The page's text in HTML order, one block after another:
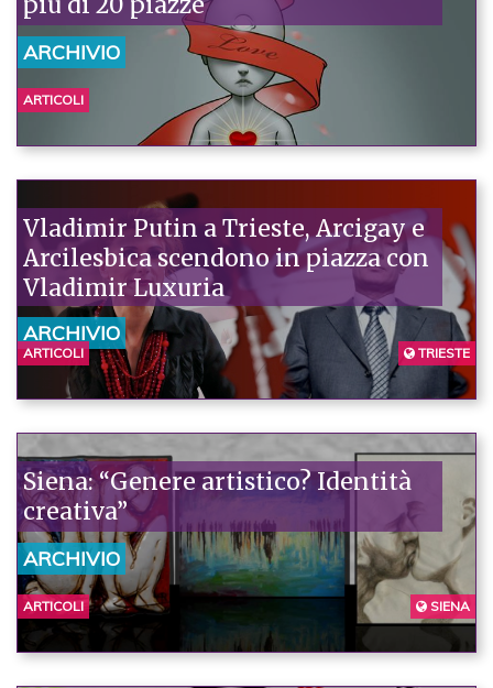
ARCHIVIO
ARTICOLI
Vladimir Putin a Trieste, Arcigay e
Arcilesbica scendono in piazza con
Vladimir Luxuria
ARCHIVIO
ARTICOLI TRIESTE
Siena: “Genere artistico? Identità
creativa”
ARCHIVIO
ARTICOLI SIENA